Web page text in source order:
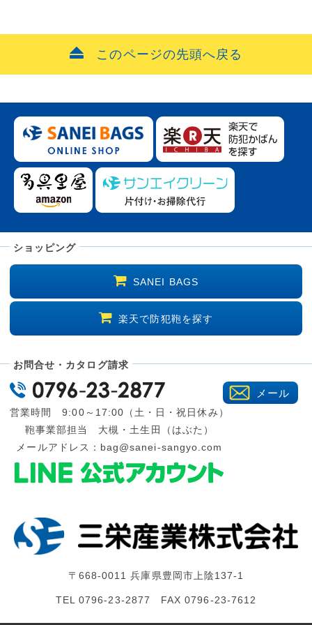
このページの先頭へ戻る
ショッピング
SANEI BAGS
楽天で防犯鞄を探す
お問合せ・カタログ請求
営業時間 9:00～17:00（土・日・祝日休み）
鞄事業部担当 大槻・土生田（はぶた）
メールアドレス： bag@sanei-sangyo.com
メール
〒668-0011 兵庫県豊岡市上陰137-1
TEL 0796-23-2877 FAX 0796-23-7612